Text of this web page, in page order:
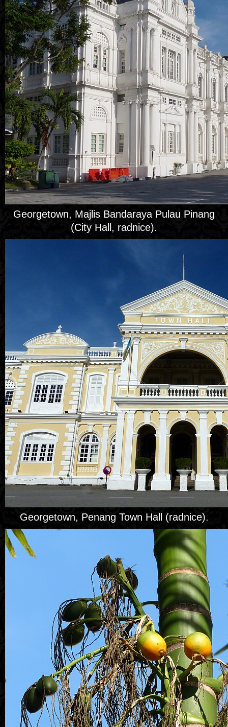
Georgetown, Majlis Bandaraya Pulau Pinang
(City Hall, radnice).
Georgetown, Penang Town Hall (radnice).